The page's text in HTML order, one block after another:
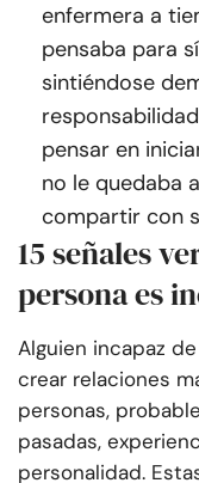
enfermera a
pensaba para
sintiéndose
pensar en
no le quedaba
compartir con
15 señales
persona es
Alguien incapaz
crear relaciones
personas,
pasadas,
personalidad.